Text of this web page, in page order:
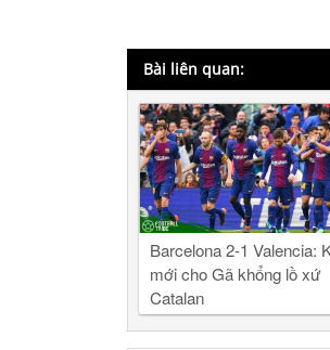
Bài liên quan:
Barcelona 2-1 Valencia:
mới cho Gã khổng lồ xứ
Catalan